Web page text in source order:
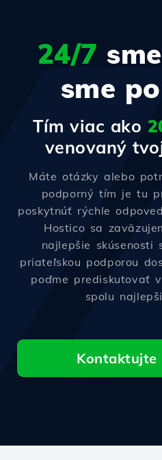
24/7
sme
Tím viac ako
venovaný
Máte otázky alebo
podporný tím je tu
poskytnúť rýchle
Hostico sa
najlepšie skúsenosti
priateľskou podporou
poďme prediskutovať
spolu
Kontaktujte